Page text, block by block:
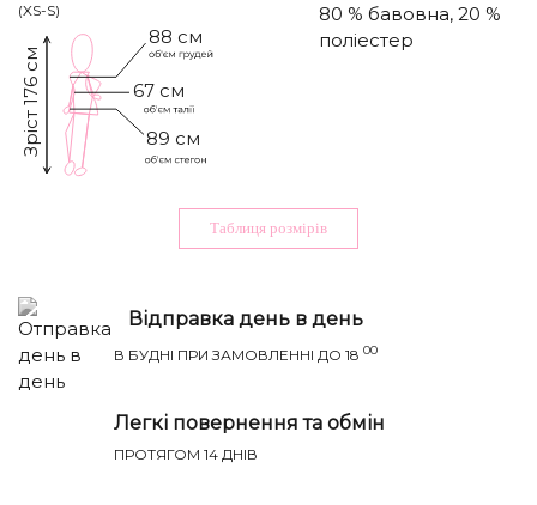
(XS-S)
88 см
Зріст 176 см 67 см
89 см
80 % бавовна, 20 %
поліестер
Таблиця розмiрiв
Відправка день в день
В БУДНІ ПРИ ЗАМОВЛЕННІ ДО 18 00
Легкі повернення та обмін
ПРОТЯГОМ 14 ДНІВ